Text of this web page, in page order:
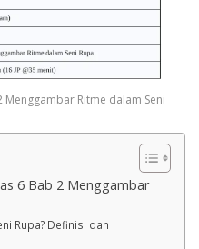
Menggambar Ritme dalam Seni
6 Bab 2 Menggambar
Rupa? Definisi dan